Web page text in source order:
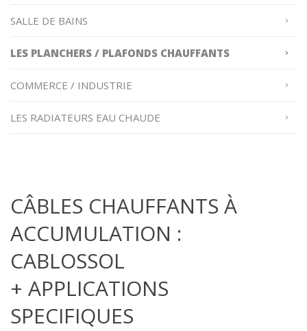
SALLE DE BAINS
LES PLANCHERS / PLAFONDS CHAUFFANTS
COMMERCE / INDUSTRIE
LES RADIATEURS EAU CHAUDE
CÂBLES CHAUFFANTS À
ACCUMULATION :
CABLOSSOL
+ APPLICATIONS
SPECIFIQUES